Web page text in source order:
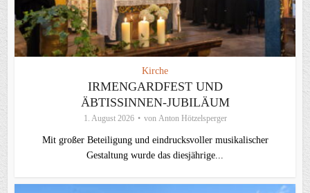
Kirche
IRMENGARDFEST UND
ÄBTISSINNEN-JUBILÄUM
1. August 2026 von Anton Hötzelsperger
Mit großer Beteiligung und eindrucksvoller musikalischer
Gestaltung wurde das diesjährige...